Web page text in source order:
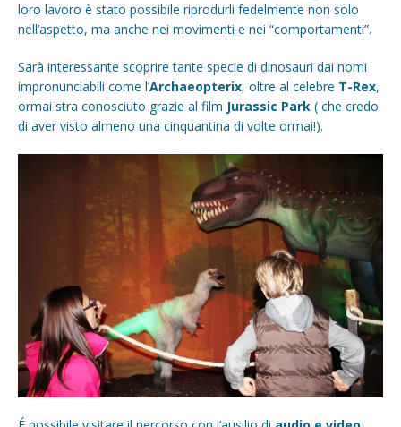
loro lavoro è stato possibile riprodurli fedelmente non solo
nell’aspetto, ma anche nei movimenti e nei “comportamenti”.
Sarà interessante scoprire tante specie di dinosauri dai nomi
impronunciabili come l’Archaeopterix, oltre al celebre T-Rex,
ormai stra conosciuto grazie al film Jurassic Park ( che credo
di aver visto almeno una cinquantina di volte ormai!).